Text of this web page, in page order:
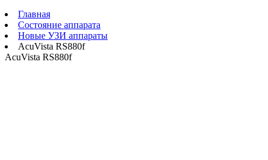
Главная
Состояние аппарата
Новые УЗИ аппараты
AcuVista RS880f
AcuVista RS880f